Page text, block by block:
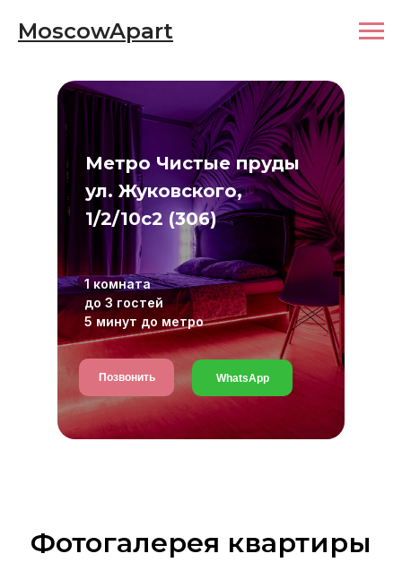
MoscowApart
Метро Чистые пруды
ул. Жуковского,
1/2/10с2 (306)
1 комната
до 3 гостей
5 минут до метро
Позвонить WhatsApp
Фотогалерея квартиры